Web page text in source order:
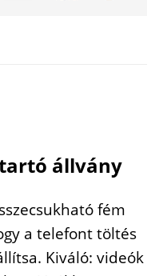
állvány
fém
a telefonttöltés
Kiváló: videók